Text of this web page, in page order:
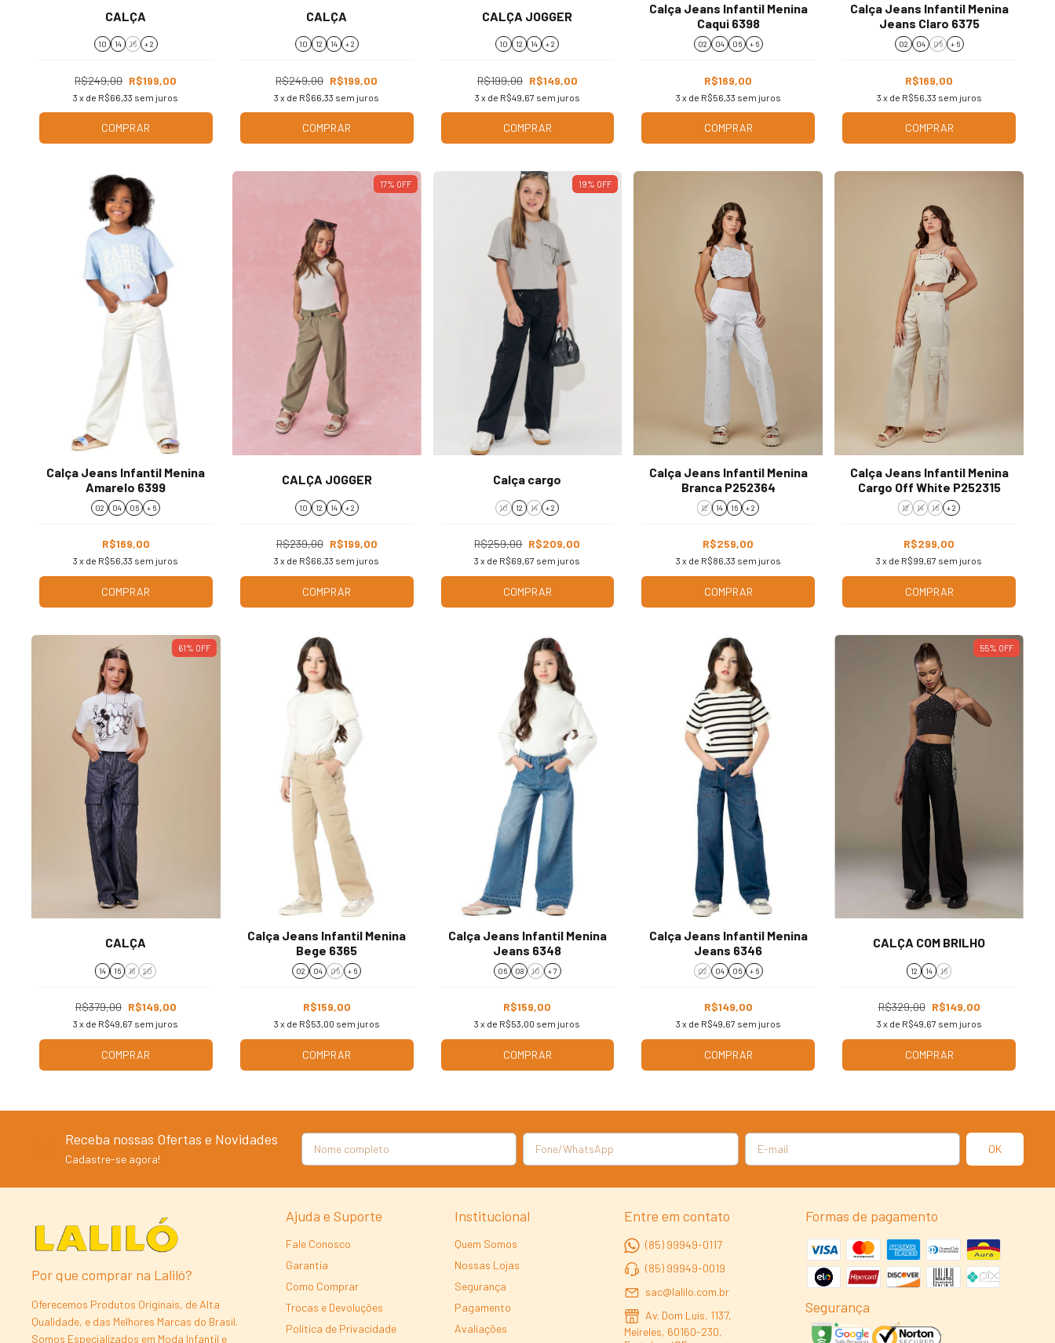
CALÇA
10 14 16 + 2
R$249,00 R$199,00
3 x de R$66,33 sem juros
COMPRAR
CALÇA
10 12 14 + 2
R$249,00 R$199,00
3 x de R$66,33 sem juros
COMPRAR
CALÇA JOGGER
10 12 14 + 2
R$199,00 R$149,00
3 x de R$49,67 sem juros
COMPRAR
Calça Jeans Infantil Menina
Caqui 6398
02 04 06 + 6
R$169,00
3 x de R$56,33 sem juros
COMPRAR
Calça Jeans Infantil Menina
Jeans Claro 6375
02 04 06 + 6
R$169,00
3 x de R$56,33 sem juros
COMPRAR
Calça Jeans Infantil Menina
Amarelo 6399
02 04 06 + 6
R$169,00
3 x de R$56,33 sem juros
COMPRAR
17% OFF
CALÇA JOGGER
10 12 14 + 2
R$239,00 R$199,00
3 x de R$66,33 sem juros
COMPRAR
19% OFF
Calça cargo
10 12 14 + 2
R$259,00 R$209,00
3 x de R$69,67 sem juros
COMPRAR
Calça Jeans Infantil Menina
Branca P252364
12 14 16 + 2
R$259,00
3 x de R$86,33 sem juros
COMPRAR
Calça Jeans Infantil Menina
Cargo Off White P252315
12 14 16 + 2
R$299,00
3 x de R$99,67 sem juros
COMPRAR
61% OFF
CALÇA
14 16 18 20
R$379,00 R$149,00
3 x de R$49,67 sem juros
COMPRAR
Calça Jeans Infantil Menina
Bege 6365
02 04 06 + 6
R$159,00
3 x de R$53,00 sem juros
COMPRAR
Calça Jeans Infantil Menina
Jeans 6348
06 08 10 + 7
R$159,00
3 x de R$53,00 sem juros
COMPRAR
Calça Jeans Infantil Menina
Jeans 6346
02 04 06 + 6
R$149,00
3 x de R$49,67 sem juros
COMPRAR
55% OFF
CALÇA COM BRILHO
12 14 16
R$329,00 R$149,00
3 x de R$49,67 sem juros
COMPRAR
Receba nossas Ofertas e Novidades
Cadastre-se agora!
Por que comprar na Laliló?
Oferecemos Produtos Originais, de Alta
Qualidade, e das Melhores Marcas do Brasil.
Somos Especializados em Moda Infantil e
Ajuda e Suporte
Fale Conosco
Garantia
Como Comprar
Trocas e Devoluções
Política de Privacidade
Institucional
Quem Somos
Nossas Lojas
Segurança
Pagamento
Avaliações
Entre em contato
(85) 99949-0117
(85) 99949-0019
sac@lalilo.com.br
Av. Dom Luís, 1137,
Meireles, 60160-230,
Formas de pagamento
Segurança